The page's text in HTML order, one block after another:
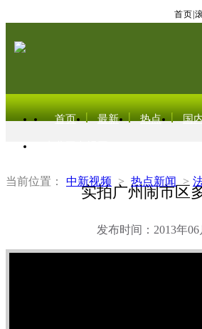
首页
首页 最新 热点 国
当前位置： 中新视频 > 热点新闻 >
实拍广州闹市区
发布时间：2013年06